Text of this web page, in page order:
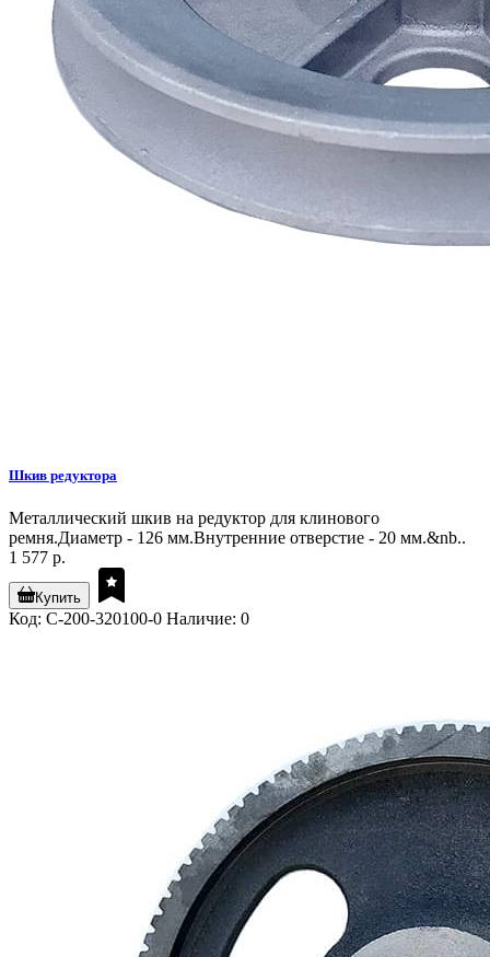
Шкив редуктора
Металлический шкив на редуктор для клинового
ремня.Диаметр - 126 мм.Внутренние отверстие - 20 мм.&nb..
1 577 р.
Купить
Код: C-200-320100-0 Наличие: 0